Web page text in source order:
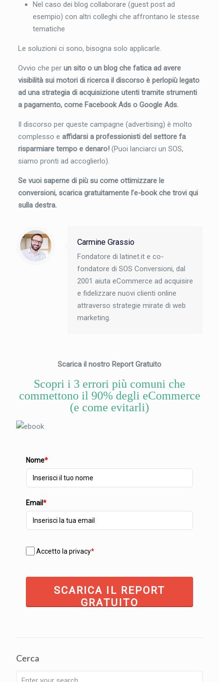
Nel caso dei blog collaborare (guest post ad
esempio) con altri colleghi che affrontano le stesse
tematiche
Le soluzioni ci sono, bisogna solo applicarle.
Ovvio che per un sito o un blog che fatica ad avere
visibilità sui motori di ricerca il discorso è perlopiù legato
ad una strategia di acquisizione utenti tramite strumenti
a pagamento, come Facebook Ads o Google Ads.
Il discorso per queste campagne (advertising) è molto
complesso e affidarsi a professionisti del settore fa
risparmiare tempo e denaro!(Puoi lanciarci un SOS,
siamo pronti ad accoglierlo).
Se vuoi saperne di più su come ottimizzare le
conversioni, scarica gratuitamente l’e-book che trovi qui
sulla destra.
Carmine Grassio
Fondatore di latinet.it e co-
fondatore di SOS Conversioni, dal
2001 aiuta eCommerce ad acquisire
e fidelizzare nuovi clienti online
attraverso strategie mirate di web
marketing.
Scarica il nostro Report Gratuito
Scopri i 3 errori più comuni che
commettono il 90% degli eCommerce
(e come evitarli)
Nome*
Email*
Accetto la privacy*
SCARICA IL REPORT
GRATUITO
Cerca